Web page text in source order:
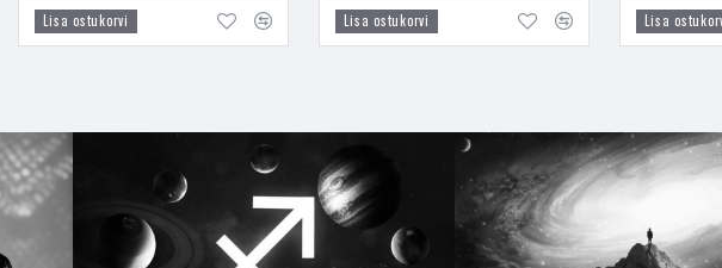
Kasutage Ioliiti vaid siis, kui te tõesti tunnete, et kuulute siia kristallimaailma ja sellest
tühja augu. Siis olete valmis selle kristalli ülivõimsaks ja maagiliseks mõjuks.
sõnumeid edastada nii, et sa need ka kätte saaksid ja vastupidi sinul temale sõnumeid saata
Ioliiti hoitakse pendlikotis, taro- või inglikaartide karbi juures või visioonitööd tehes laual, et
selgelt. See on kristall, mida kannan mina selleks, et avada kõike seda, mis mulle sünnist
Uudishimu vaigistamine
Lisa ostukorvi Lisa ostukorvi Lisa